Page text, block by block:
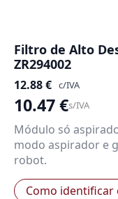
Filtro de Alto
ZR294002
12.88€ c/IVA
10.47€s/IVA
Módulo só
modo aspirador e
robot.
Como identificar